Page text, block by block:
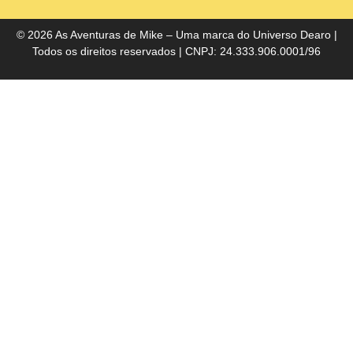
© 2026 As Aventuras de Mike – Uma marca do Universo Dearo|
Todos os direitos reservados | CNPJ: 24.333.906.0001/96